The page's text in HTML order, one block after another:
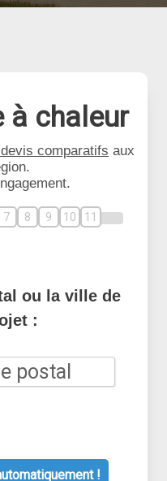
à chaleur
comparatifs aux
7 8 9 10 11
ou la ville de
:
!